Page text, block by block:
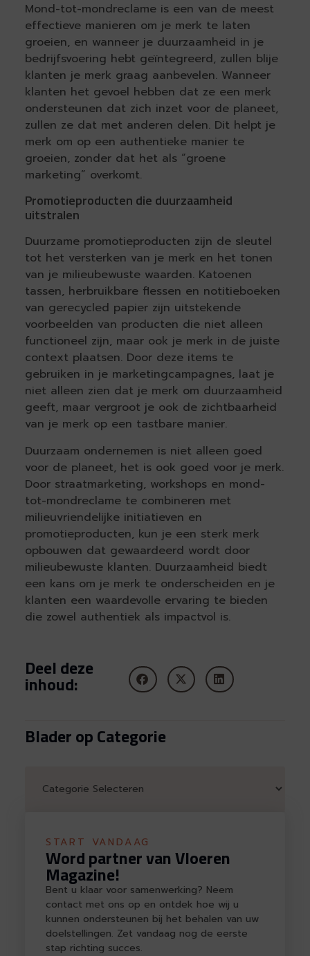
Mond-tot-mondreclame is een van de meest
effectieve manieren om je merk te laten
groeien, en wanneer je duurzaamheid in je
bedrijfsvoering hebt geïntegreerd, zullen blije
klanten je merk graag aanbevelen. Wanneer
klanten het gevoel hebben dat ze een merk
ondersteunen dat zich inzet voor de planeet,
zullen ze dat met anderen delen. Dit helpt je
merk om op een authentieke manier te
groeien, zonder dat het als “groene
marketing” overkomt.
Promotieproducten die duurzaamheid
uitstralen
Duurzame promotieproducten zijn de sleutel
tot het versterken van je merk en het tonen
van je milieubewuste waarden. Katoenen
tassen, herbruikbare flessen en notitieboeken
van gerecycled papier zijn uitstekende
voorbeelden van producten die niet alleen
functioneel zijn, maar ook je merk in de juiste
context plaatsen. Door deze items te
gebruiken in je marketingcampagnes, laat je
niet alleen zien dat je merk om duurzaamheid
geeft, maar vergroot je ook de zichtbaarheid
van je merk op een tastbare manier.
Duurzaam ondernemen is niet alleen goed
voor de planeet, het is ook goed voor je merk.
Door straatmarketing, workshops en mond-
tot-mondreclame te combineren met
milieuvriendelijke initiatieven en
promotieproducten, kun je een sterk merk
opbouwen dat gewaardeerd wordt door
milieubewuste klanten. Duurzaamheid biedt
een kans om je merk te onderscheiden en je
klanten een waardevolle ervaring te bieden
die zowel authentiek als impactvol is.
Deel deze
inhoud:
Blader op Categorie
START VANDAAG
Word partner van Vloeren
Magazine!
Bent u klaar voor samenwerking? Neem
contact met ons op en ontdek hoe wij u
kunnen ondersteunen bij het behalen van uw
doelstellingen. Zet vandaag nog de eerste
stap richting succes.